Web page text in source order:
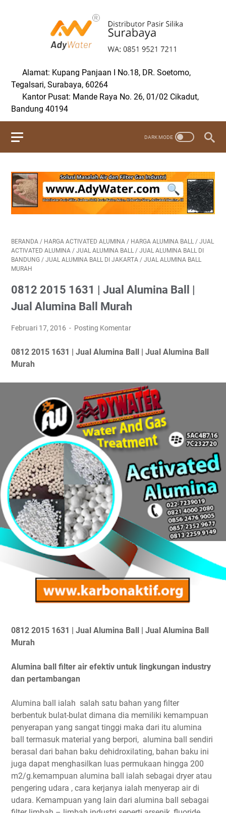
Alamat: Kupang Panjaan I No.18, DR. Soetomo,
Tegalsari, Surabaya, 60264
Kantor Pusat: Mande Raya No. 26, 01/02 Cikadut,
Bandung 40194
BERANDA / HARGA ACTIVATED ALUMINA / HARGA ALUMINA BALL / JUAL
ACTIVATED ALUMINA / JUAL ALUMINA BALL / JUAL ALUMINA BALL DI
BANDUNG / JUAL ALUMINA BALL DI JAKARTA / JUAL ALUMINA BALL
MURAH
0812 2015 1631 | Jual Alumina Ball |
Jual Alumina Ball Murah
Februari 17, 2016 Posting Komentar
0812 2015 1631 | Jual Alumina Ball | Jual Alumina Ball
Murah
0812 2015 1631 | Jual Alumina Ball | Jual Alumina Ball
Murah
Alumina ball filter air efektiv untuk lingkungan industry
dan pertambangan
Alumina ball ialah salah satu bahan yang filter
berbentuk bulat-bulat dimana dia memiliki kemampuan
penyerapan yang sangat tinggi maka dari itu alumina
ball termasuk material yang berpori, alumina ball sendiri
berasal dari bahan baku dehidroxilating, bahan baku ini
juga dapat menghasilkan luas permukaan hingga 200
m2/g.kemampuan alumina ball ialah sebagai dryer atau
pengering udara , cara kerjanya ialah menyerap air di
udara. Kemampuan yang lain dari alumina ball sebagai